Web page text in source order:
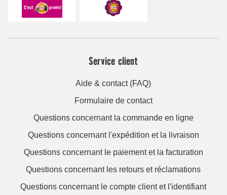
Service client
Aide & contact (FAQ)
Formulaire de contact
Questions concernant la commande en ligne
Questions concernant l'expédition et la livraison
Questions concernant le paiement et la facturation
Questions concernant les retours et réclamations
Questions concernant le compte client et l'identifiant